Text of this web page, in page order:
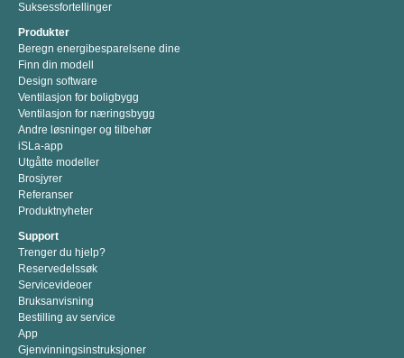
Suksessfortellinger
Produkter
Beregn energibesparelsene dine
Finn din modell
Design software
Ventilasjon for boligbygg
Ventilasjon for næringsbygg
Andre løsninger og tilbehør
iSLa-app
Utgåtte modeller
Brosjyrer
Referanser
Produktnyheter
Support
Trenger du hjelp?
Reservedelssøk
Servicevideoer
Bruksanvisning
Bestilling av service
App
Gjenvinningsinstruksjoner